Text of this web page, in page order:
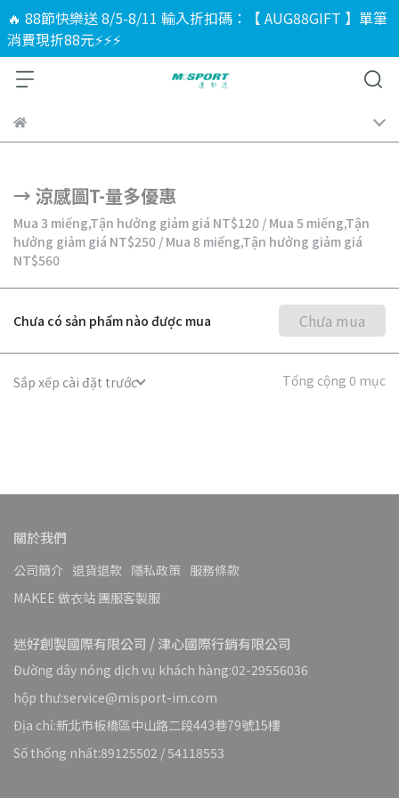
🔥 88節快樂送 8/5-8/11 輸入折扣碼：【 AUG88GIFT 】單筆
消費現折88元⚡⚡⚡
→ 涼感圖T-量多優惠
Mua 3 miếng,Tận hưởng giảm giá NT$120 / Mua 5 miếng,Tận
hưởng giảm giá NT$250 / Mua 8 miếng,Tận hưởng giảm giá
NT$560
Chưa có sản phẩm nào được mua Chưa mua
Sắp xếp cài đặt trước Tổng cộng 0 mục
關於我們
公司簡介 退貨退款 隱私政策 服務條款
MAKEE 做衣站 團服客製服
迷好創製國際有限公司 / 津心國際行銷有限公司
Đường dây nóng dịch vụ khách hàng:02-29556036
hộp thư:service@misport-im.com
Địa chỉ:新北市板橋區中山路二段443巷79號15樓
Số thống nhất:89125502 / 54118553